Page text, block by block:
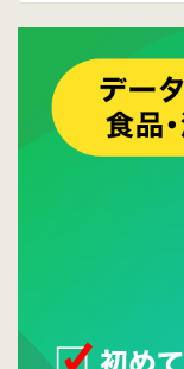
ご
2015/10/19
ウ
プ
2015/09/28
ウ
し
ら